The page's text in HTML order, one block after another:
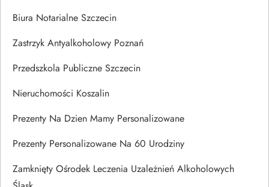
Biura Notarialne Szczecin
Zastrzyk Antyalkoholowy Poznań
Przedszkola Publiczne Szczecin
Nieruchomości Koszalin
Prezenty Na Dzien Mamy Personalizowane
Prezenty Personalizowane Na 60 Urodziny
Zamknięty Ośrodek Leczenia Uzależnień Alkoholowych